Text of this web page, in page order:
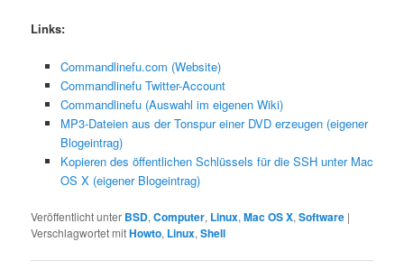
Links:
Commandlinefu.com (Website)
Commandlinefu Twitter-Account
Commandlinefu (Auswahl im eigenen Wiki)
MP3-Dateien aus der Tonspur einer DVD erzeugen (eigener
Blogeintrag)
Kopieren des öffentlichen Schlüssels für die SSH unter Mac
OS X (eigener Blogeintrag)
Veröffentlicht unter BSD,Computer, Linux,Mac OS X,Software |
Verschlagwortet mitHowto, Linux,Shell